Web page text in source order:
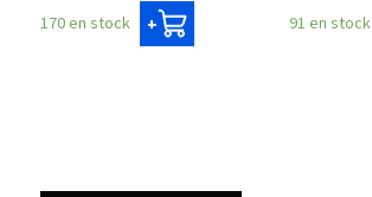
170 en stock + 91 en stock